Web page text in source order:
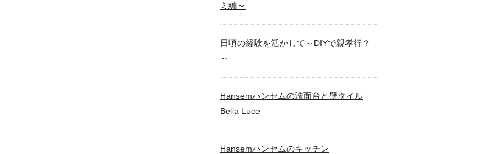
ミ編～
日頃の経験を活かして～DIYで親孝行？
～
Hansemハンセムの洗面台と壁タイル
Bella Luce
Hansemハンセムのキッチン